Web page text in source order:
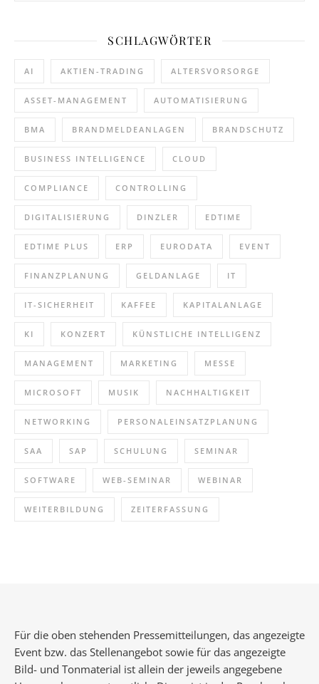
SCHLAGWÖRTER
AI AKTIEN-TRADING ALTERSVORSORGE
ASSET-MANAGEMENT AUTOMATISIERUNG
BMA BRANDMELDEANLAGEN BRANDSCHUTZ
BUSINESS INTELLIGENCE CLOUD
COMPLIANCE CONTROLLING
DIGITALISIERUNG DINZLER EDTIME
EDTIME PLUS ERP EURODATA EVENT
FINANZPLANUNG GELDANLAGE IT
IT-SICHERHEIT KAFFEE KAPITALANLAGE
KI KONZERT KÜNSTLICHE INTELLIGENZ
MANAGEMENT MARKETING MESSE
MICROSOFT MUSIK NACHHALTIGKEIT
NETWORKING PERSONALEINSATZPLANUNG
SAA SAP SCHULUNG SEMINAR
SOFTWARE WEB-SEMINAR WEBINAR
WEITERBILDUNG ZEITERFASSUNG
Für die oben stehenden Pressemitteilungen, das angezeigte
Event bzw. das Stellenangebot sowie für das angezeigte
Bild- und Tonmaterial ist allein der jeweils angegebene